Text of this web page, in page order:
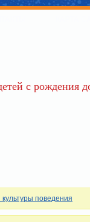
с рождения
поведения